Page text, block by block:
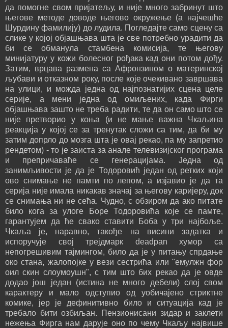
да помогне свом пријатељу, и није много забринут што
његове методе доводе његово окружење (а најчешће
Шурдину фамилију) до лудила. Погледајте само сцену са
слике у којој објашњава шта је све потребно урадити да
би се обманула стамбена комисија, те његову
минијатуру у кожи болесног рођака кад они потом дођу.
Затим, врцава размена са Афронзином о материнској
љубави и отказном року, после које очекивано завршава
на улици, и можда једна од најпознатијих сцена целе
серије, а мени једна од омиљених, када Фирги
објашњава зашто не треба радити, те да он само што се
није претворио у коња (и не мање важна Чкаљина
реакција у којој се за тренутак сложи са тим, да би му
затим допрло до мозга шта је овај рекао, па му запретио
рендетом) - то је заиста за анале телевизијског програма
и препричаваће се генерацијама. Једна од
занимљивости је да је Тодоровић један од ретких који
ово снимање не памти по лепом, а изјавио је да та
серија није имала никакав значај за његову каријеру, док
се снимања ни не сећа. Чудно, с обзиром да ако питате
било кога за улоге Боре Тодоровића које се памте,
гарантујем да ће свако ставити Боба у три најбоље.
Чкаља је, наравно, такође на висини задатка и
испоручује свој трејдмарк deadpan хумор са
непогрешивим тајмингом, било да је у питању спрдање
око стана, жалопојке у вези сестрића или "емулжн фор
оил скин слоумоушн", с тим што бих рекао да је овде
додао још један (истина не много дебели) слој свом
карактеру и мало одступио од уобичајено стриктне
комике, јер је дефинитивно било и ситуација кад је
требало бити озбиљан. Пензионисани зидар и заклети
нежења Фирга нам дарује оно по чему Чкаљу највише